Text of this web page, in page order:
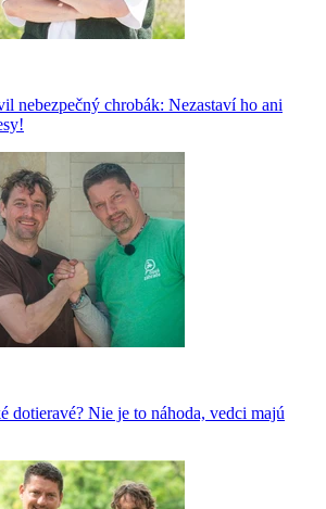
nebezpečný chrobák: Nezastaví ho ani
dotieravé? Nie je to náhoda, vedci majú